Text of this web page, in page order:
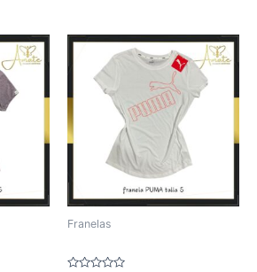
Franelas